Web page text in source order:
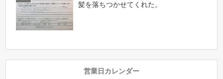
髪を落ちつかせてくれた。
営業日カレンダー